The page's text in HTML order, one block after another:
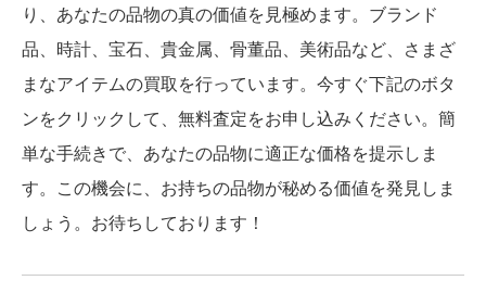
り、あなたの品物の真の価値を見極めます。ブランド
品、時計、宝石、貴金属、骨董品、美術品など、さまざ
まなアイテムの買取を行っています。今すぐ下記のボタ
ンをクリックして、無料査定をお申し込みください。簡
単な手続きで、あなたの品物に適正な価格を提示しま
す。この機会に、お持ちの品物が秘める価値を発見しま
しょう。お待ちしております！